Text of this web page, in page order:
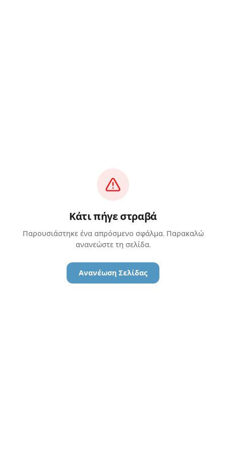
Κάτι πήγε στραβά
Παρουσιάστηκε ένα απρόσμενο σφάλμα. Παρακαλώ
ανανεώστε τη σελίδα.
Ανανέωση Σελίδας